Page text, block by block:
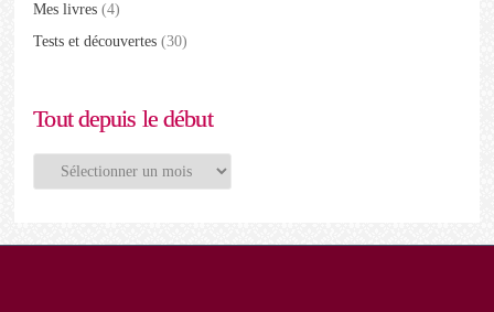
Mes livres (4)
Tests et découvertes (30)
Tout depuis le début